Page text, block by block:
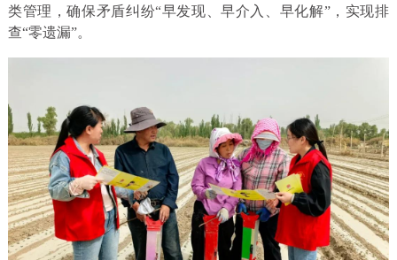
类管理，确保矛盾纠纷“早发现、早介入、早化解”，实现排
查“零遗漏”。